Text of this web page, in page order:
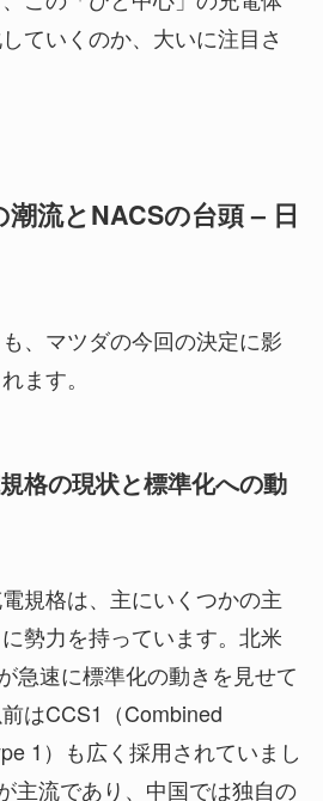
ていくのか、大いに注目さ
流とNACSの台頭 – 日
、マツダの今回の決定に影
ます。
格の現状と標準化への動
規格は、主にいくつかの主
勢力を持っています。北米
急速に標準化の動きを見せて
はCCS1（Combined
1）も広く採用されていまし
主流であり、中国では独自の